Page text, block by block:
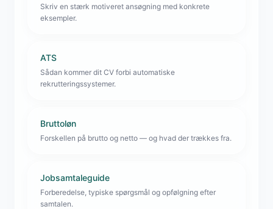
Skriv en stærk motiveret ansøgning med konkrete
eksempler.
ATS
Sådan kommer dit CV forbi automatiske
rekrutteringssystemer.
Bruttoløn
Forskellen på brutto og netto — og hvad der trækkes fra.
Jobsamtaleguide
Forberedelse, typiske spørgsmål og opfølgning efter
samtalen.